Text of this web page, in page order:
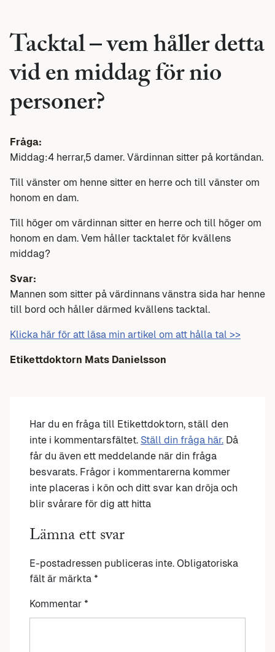
Tacktal – vem håller detta
vid en middag för nio
personer?
Fråga:
Middag:4 herrar,5 damer. Värdinnan sitter på kortändan.
Till vänster om henne sitter en herre och till vänster om
honom en dam.
Till höger om värdinnan sitter en herre och till höger om
honom en dam. Vem håller tacktalet för kvällens
middag?
Svar:
Mannen som sitter på värdinnans vänstra sida har henne
till bord och håller därmed kvällens tacktal.
Klicka här för att läsa min artikel om att hålla tal >>
Etikettdoktorn Mats Danielsson
Har du en fråga till Etikettdoktorn, ställ den
inte i kommentarsfältet. Ställ din fråga här. Då
får du även ett meddelande när din fråga
besvarats. Frågor i kommentarerna kommer
inte placeras i kön och ditt svar kan dröja och
blir svårare för dig att hitta
Lämna ett svar
E-postadressen publiceras inte. Obligatoriska
fält är märkta *
Kommentar *